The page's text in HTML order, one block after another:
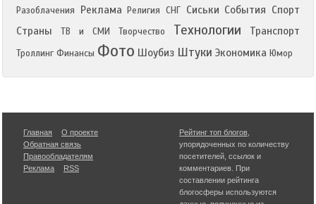
Разоблачения
Реклама Религия СНГ Сиськи События Спорт
Страны
ТВ и СМИ Творчество Технологии Транспорт
Троллинг Финансы Фото Шоубиз Штуки Экономика Юмор
Главная
О проекте
Обратная связь
Правообладателям
Реклама
RSS
Рейтинг топ блогов
упорядоченных по количеству
посетителей, ссылок и
комментариев. При
составлении рейтинга
блогосферы используются